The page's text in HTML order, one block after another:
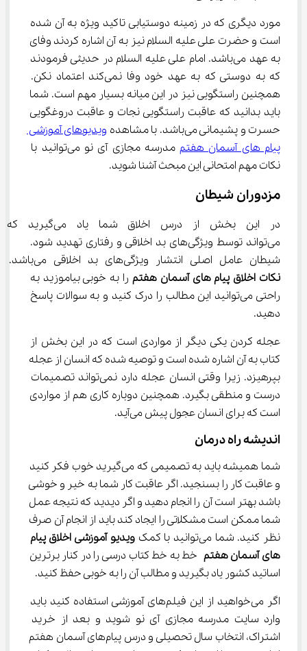
مورد دیگری که در زمینه دوستیابی تاکید ویژه به آن شده
است و حضرت علی علیه السلام نیز به آن اشاره کردند وفای
به عهد می‌باشد. امام علی علیه السلام در حدیثی فرمودند
که به دوستی که به عهد خود وفا نمی‌کند اعتماد نکن.
همچنین راستگویی نیز در این میانه بسیار مهم است. شما
باید بدانید که عاقبت راستگویی نجات و عاقبت دروغگویی
حسرت و پشیمانی می‌باشد. با مشاهده
ویدیوهای آموزشی
پیام های آسمان هفتم
مدرسه مجازی آی نو می‌توانید با
نکات مهم امتحانی این مبحث آشنا شوید.
مزدوران شیطان
در این بخش از درس اخلاق
می‌تواند توسط ویژگی‌های بد اخلاقی و رفتاری تهدید شود.
شیطان عامل اصلی انتشار ویژگی‌های بد اخلاقی می‌باشد. اگر
نکات اخلاق پیام ‌های آسمان هفتم
را به خوبی بیاموزید به
راحتی می‌توانید این مطالب را درک کنید و به سوالات پاسخ
دهید.
عجله کردن یکی دیگر از مواردی است که در این بخش از
کتاب به آن اشاره شده است و توصیه شده که انسان از عجله
بپرهیزد. زیرا وقتی انسان عجله دارد نمی‌تواند تصمیمات
درست و منطقی بگیرد. همچنین دوباره کاری هم از مواردی
است که برای انسان عجول پیش می‌آید.
اندیشه راه درمان
شما همیشه باید به تصمیمی که می‌گیرید خوب فکر کنید
و عاقبت کار را بسنجید. اگر عاقبت کار شما به خیر و خوشی
باشد بهتر است آن را انجام دهید و اگر دیدید که نتیجه عمل
شما ممکن است مشکلاتی را ایجاد کند باید از انجام آن صرف
نظر کنید. شما می‌توانید با کمک
های آسمان هفتم خط به خط کتاب درسی را در کنار برترین
اساتید کشور یاد بگیرید و مطالب آن را به خوبی حفظ کنید.
اگر می‌خواهید از این فیلم‌های آموزشی استفاده کنید باید
وارد سایت مدرسه مجازی آی نو شوید و بعد از خرید
اشتراک، انتخاب سال تحصیلی و درس پیام‌های آسمان هفتم